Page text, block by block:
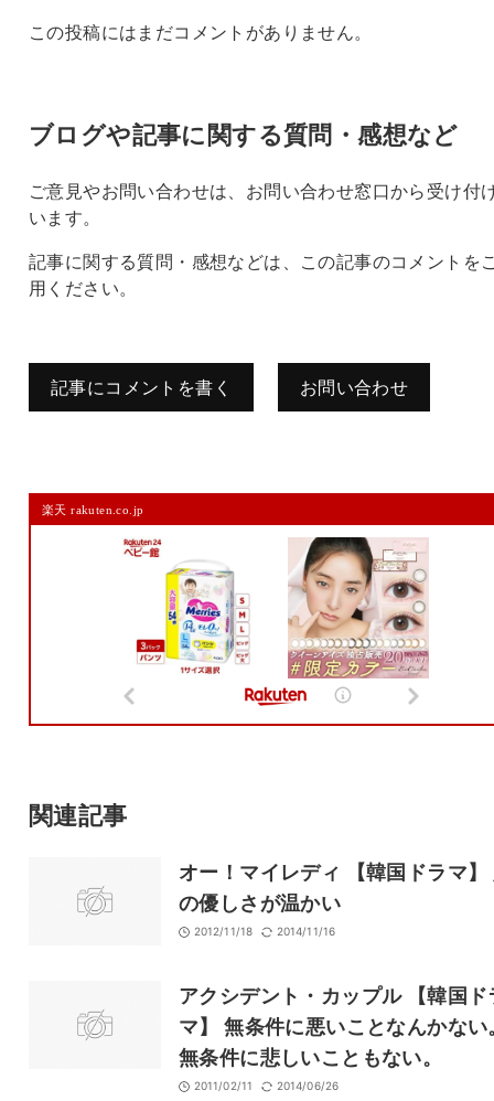
この投稿にはまだコメントがありません。
ブログや記事に関する質問・感想など
ご意見やお問い合わせは、お問い合わせ窓口から受け付
います。
記事に関する質問・感想などは、この記事のコメントを
用ください。
記事にコメントを書く お問い合わせ
メールアドレスは公開されません。
また、コメント欄には、必ず日本語を含めてください（スパム対策）。
サイト
楽天 rakuten.co.jp
関連記事
オー！マイレディ 【韓国ドラマ】
の優しさが温かい
2012/11/18 2014/11/16
アクシデント・カップル 【韓国ド
マ】 無条件に悪いことなんかない
無条件に悲しいこともない。
2011/02/11 2014/06/26